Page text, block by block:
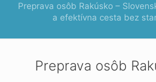
Preprava osôb Rakúsko –
a efektívna cesta bez
Preprava osôb